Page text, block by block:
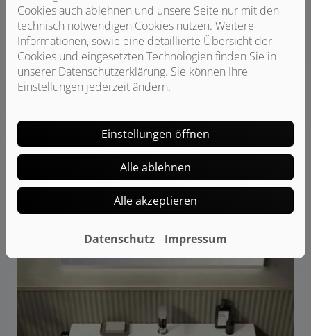
Bildquelle: Geberit
Cookies auch ablehnen und unsere Seite nur mit den
technisch notwendigen Cookies nutzen. Weitere
Informationen, sowie eine detaillierte Übersicht der
Cookies und eingesetzten Technologien finden Sie in
unserer Datenschutzerklärung. Sie können Ihre
Einstellungen jederzeit ändern.
Einstellungen öffnen
Alle ablehnen
Alle akzeptieren
Datenschutz Impressum